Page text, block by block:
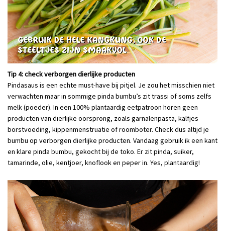
Tip 4: check verborgen dierlijke producten
Pindasaus is een echte must-have bij pitjel. Je zou het misschien niet
verwachten maar in sommige pinda bumbu’s zit trassi of soms zelfs
melk (poeder). In een 100% plantaardig eetpatroon horen geen
producten van dierlijke oorsprong, zoals garnalenpasta, kalfjes
borstvoeding, kippenmenstruatie of roomboter. Check dus altijd je
bumbu op verborgen dierlijke producten. Vandaag gebruik ik een kant
en klare pinda bumbu, gekocht bij de toko. Er zit pinda, suiker,
tamarinde, olie, kentjoer, knoflook en peper in. Yes, plantaardig!